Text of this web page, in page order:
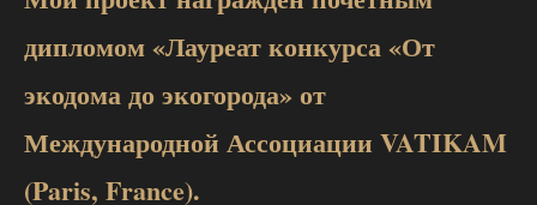
дипломом «Лауреат конкурса «От
экодома до экогорода» от
Международной Ассоциации VATIKAM
(Paris, France).